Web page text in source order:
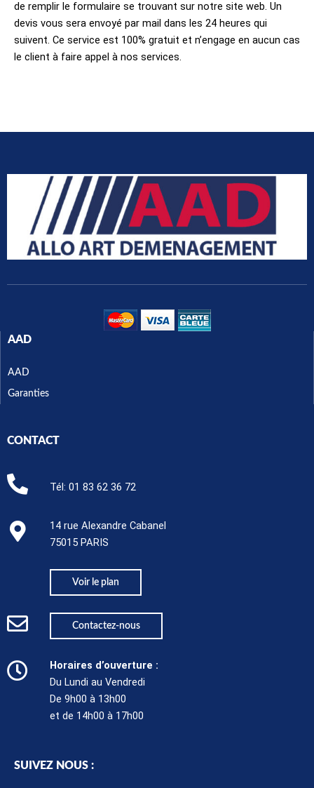
de remplir le formulaire se trouvant sur notre site web. Un
devis vous sera envoyé par mail dans les 24 heures qui
suivent. Ce service est 100% gratuit et n’engage en aucun cas
le client à faire appel à nos services.
AAD
AAD
Garanties
CONTACT
Tél:01 83 62 36 72
14 rue Alexandre Cabanel
75015 PARIS​
Voir le plan
Contactez-nous
Horaires d’ouverture :
Du Lundi au Vendredi
De 9h00 à 13h00
et de 14h00 à 17h00
SUIVEZ NOUS :